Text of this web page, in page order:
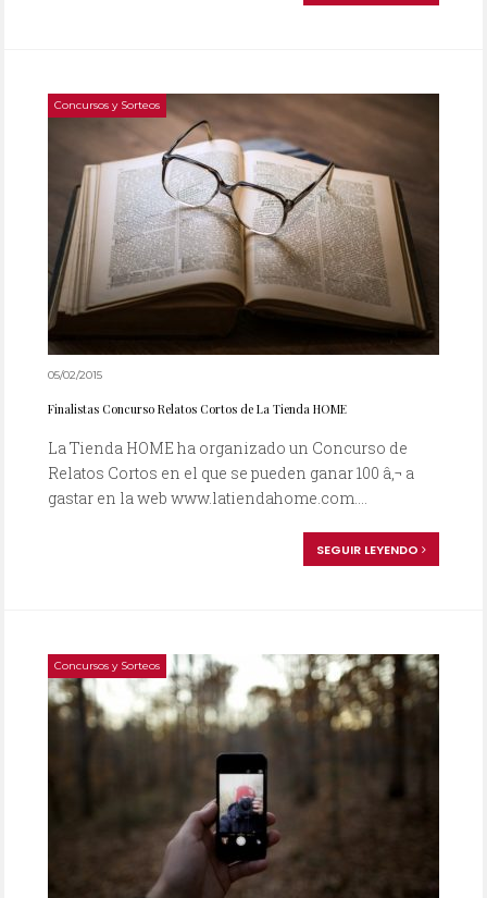
Concursos y Sorteos
05/02/2015
Finalistas Concurso Relatos Cortos de La Tienda HOME
La Tienda HOME ha organizado un Concurso de
Relatos Cortos en el que se pueden ganar 100 â‚¬ a
gastar en la web www.latiendahome.com....
SEGUIR LEYENDO
Concursos y Sorteos